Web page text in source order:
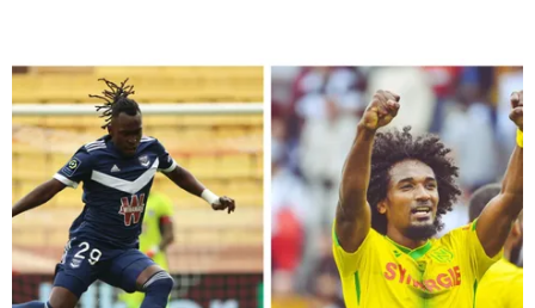
FÚTBOL INTERNACIONAL
QUIENES SOMOS | STAFF | CONTACTO